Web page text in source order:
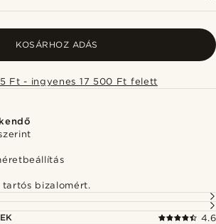
KOSÁRHOZ ADÁS
Szállítási költség 1395 Ft - ingyenes 17 500 Ft felett
bizalomért.
4.6